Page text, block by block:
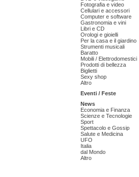
Fotografia e video
Cellulari e accessori
Computer e software
Gastronomia e vini
Libri e CD
Orologi e gioielli
Per la casa e il giardino
Strumenti musicali
Baratto
Mobili / Elettrodomestici
Prodotti di bellezza
Biglietti
Sexy shop
Altro
Eventi / Feste
News
Economia e Finanza
Scienze e Tecnologie
Sport
Spettacolo e Gossip
Salute e Medicina
UFO
Italia
dal Mondo
Altro